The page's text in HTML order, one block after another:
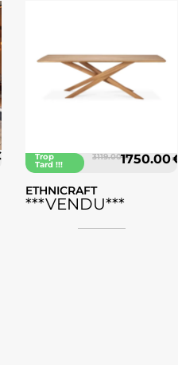
Trop
Tard !!!
3119.00 €1750.00 €
ETHNICRAFT
***VENDU***